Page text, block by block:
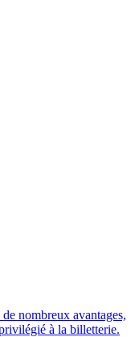
nombreux avantages,
à la billetterie.